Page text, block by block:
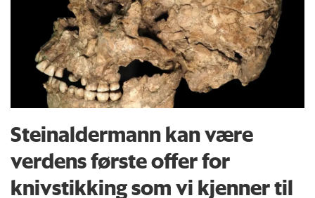
Steinaldermann kan være
verdens første offer for
knivstikking som vi kjenner til